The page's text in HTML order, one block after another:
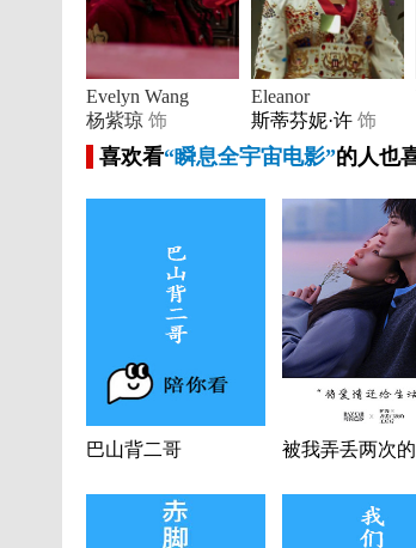
Evelyn Wang
杨紫琼 饰
Eleanor
斯蒂芬妮·许 饰
喜欢看“瞬息全宇宙电影”的人也
巴山背二哥 被我弄丢两次